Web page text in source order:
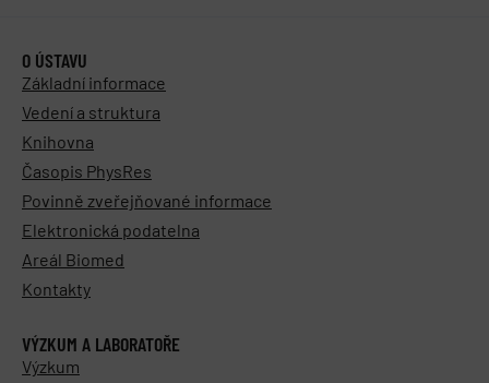
O ÚSTAVU
Základní informace
Vedení a struktura
Knihovna
Časopis PhysRes
Povinně zveřejňované informace
Elektronická podatelna
Areál Biomed
Kontakty
VÝZKUM A LABORATOŘE
Výzkum